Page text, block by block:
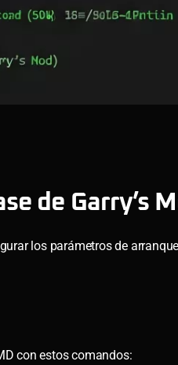
de Garry’s
los parámetros de
con estos comandos: